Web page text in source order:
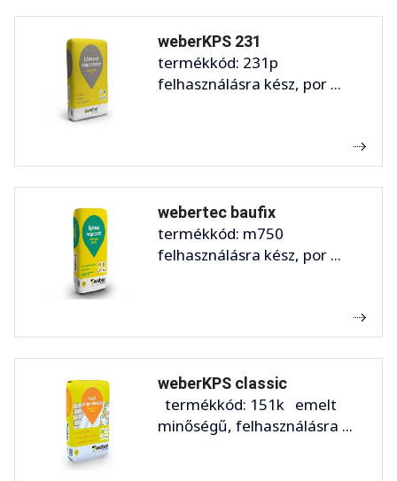
weberKPS 231
termékkód: 231p
felhasználásra kész, por ...
webertec baufix
termékkód: m750
felhasználásra kész, por ...
weberKPS classic
termékkód: 151k emelt
minőségű, felhasználásra ...